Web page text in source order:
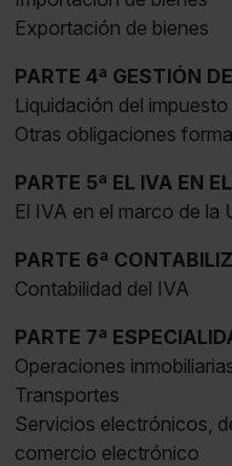
Exportación de bienes
PARTE 4ª GESTIÓN
Liquidación del impuesto
Otras obligaciones
PARTE 5ª EL IVA EN
El IVA en el marco de la
PARTE 6ª
Contabilidad del IVA
PARTE 7ª
Operaciones
Transportes
Servicios electrónicos,
comercio electrónico